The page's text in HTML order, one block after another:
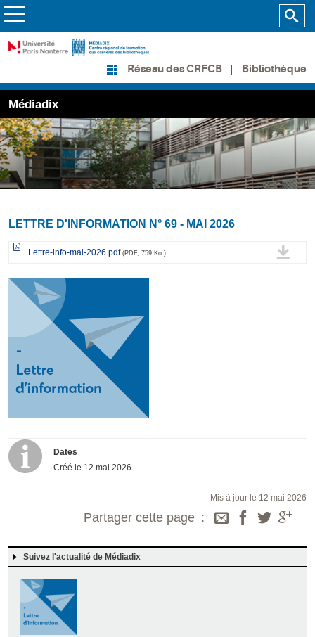
Réseau des CRFCB Bibliothèque
Médiadix
LETTRE D'INFORMATION N° 69 - MAI 2026
Lettre-info-mai-2026.pdf (PDF, 759 Ko )
Dates
Créé le 12 mai 2026
Mis à jour le 12 mai 2026
Partager cette page
Suivez l'actualité de Médiadix